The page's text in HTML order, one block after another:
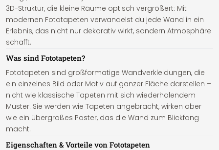
3D-Struktur, die kleine Räume optisch vergrößert: Mit
modernen Fototapeten verwandelst du jede Wand in ein
Erlebnis, das nicht nur dekorativ wirkt, sondern Atmosphäre
schafft.
Was sind Fototapeten?
Fototapeten sind großformatige Wandverkleidungen, die
ein einzelnes Bild oder Motiv auf ganzer Fläche darstellen –
nicht wie klassische Tapeten mit sich wiederholendem
Muster. Sie werden wie Tapeten angebracht, wirken aber
wie ein übergroßes Poster, das die Wand zum Blickfang
macht.
Eigenschaften & Vorteile von Fototapeten